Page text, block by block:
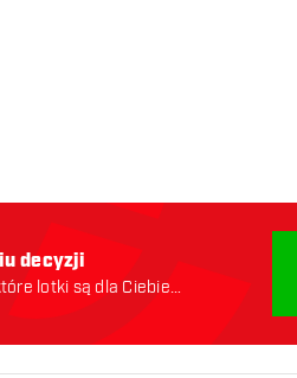
decyzji
lotki są dla Ciebie